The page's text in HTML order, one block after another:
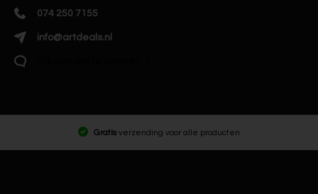
074 250 7155
info@artdeals.nl
Gratis verzending voor alle producten